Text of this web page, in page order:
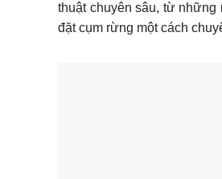
thuật chuyên sâu, từ những
đặt cụm rừng một cách